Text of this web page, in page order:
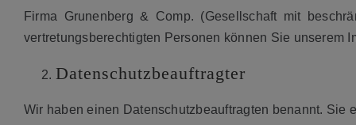
Firma Grunenberg & Comp. (Gesellschaft mit
vertretungsberechtigten Personen können Sie unserem
Datenschutzbeauftragter
Wir haben einen Datenschutzbeauftragten benannt. Sie